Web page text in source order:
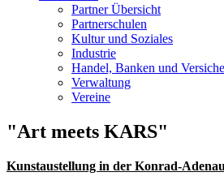
Partner Übersicht
Partnerschulen
Kultur und Soziales
Industrie
Handel, Banken und
Verwaltung
Vereine
"Art meets KARS"
Kunstaustellung in der Konrad-